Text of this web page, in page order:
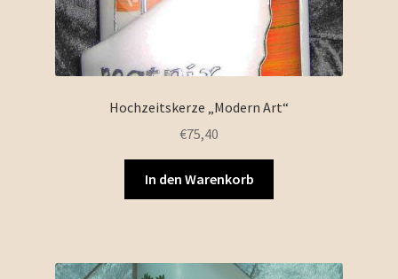
Hochzeitskerze „Modern Art“
€75,40
In den Warenkorb